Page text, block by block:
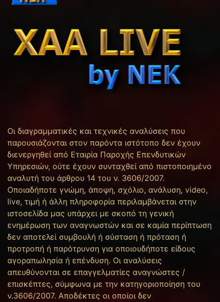
Οι διαγραμματικές και τεχνικές αναλύσεις που
παρουσιάζονται στον παρόντα ιστότοπο δεν έχουν
διενεργηθεί από Εταιρία Παροχής Επενδυτικών
Υπηρεσιών, ούτε έχουν συνταχθεί από πιστοποιημένο
αναλυτή του άρθρου 14 του ν. 3606/2007.
Οποιαδήποτε γνώμη, άποψη, σχόλιο, ανάλυση, video,
live, τιμή ή άλλη πληροφορία περιλαμβάνεται στην
ιστοσελίδα μας υπάρχει με σκοπό τη γενική
ενημέρωση των αναγνωστών και σε καμία περίπτωση
δεν αποτελεί συμβουλή ή σύσταση ή πρόταση ή
προτροπή ή παρότρυνση για οποιουδήποτε είδους
αγοραπωλησία ή επένδυση. Οι αναλύσεις
απευθύνονται σε επαγγελματίες αναγνώστες /
επισκέπτες, σύμφωνα με την κατηγοριοποίηση του
ν.3606/2007. Αποδέκτες οι οποίοι δεν